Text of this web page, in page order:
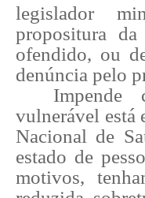
legislador
propositura
ofendido, ou
denúncia pelo
Impende
vulnerável está
Nacional de
estado de
motivos,